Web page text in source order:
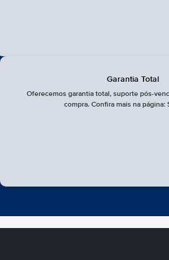
Garantia Total
Oferecemos garantia total, suporte pós-
compra. Confira mais na página: